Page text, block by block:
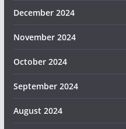
December 2024
November 2024
October 2024
September 2024
August 2024